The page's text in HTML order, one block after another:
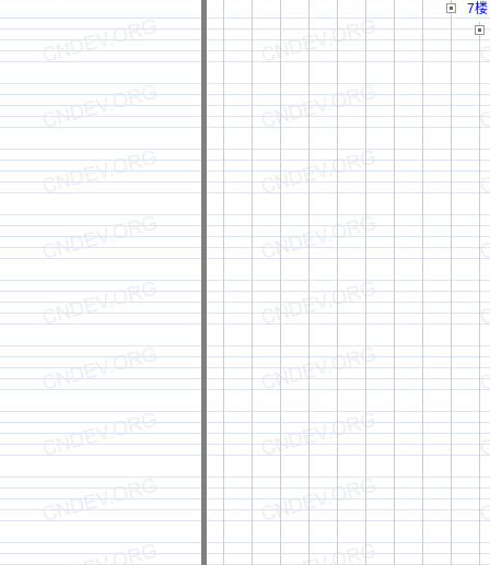
7楼